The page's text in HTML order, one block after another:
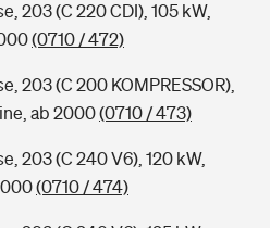
203 (C 220 CDI), 105 kW,
(0710 / 472)
203 (C 200 KOMPRESSOR),
ab 2000(0710 / 473)
203 (C 240 V6), 120 kW,
(0710 / 474)